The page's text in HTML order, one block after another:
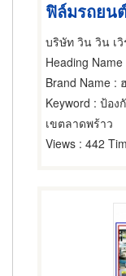
ฟิล์มรถยน
บริษัท วิน วิน เ
Heading Name
Brand Name :
Keyword : ป้อง
เขตลาดพร้าว
Views : 442